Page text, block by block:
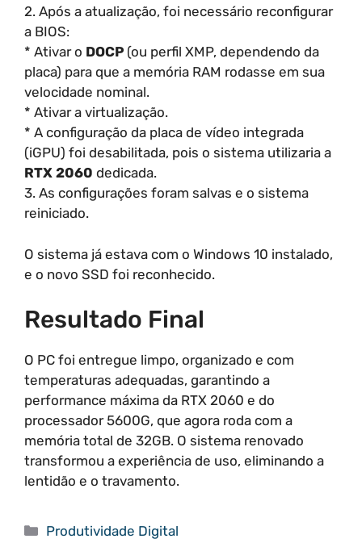
2. Após a atualização, foi necessário reconfigurar
a BIOS:
* Ativar o DOCP (ou perfil XMP, dependendo da
placa) para que a memória RAM rodasse em sua
velocidade nominal.
* Ativar a virtualização.
* A configuração da placa de vídeo integrada
(iGPU) foi desabilitada, pois o sistema utilizaria a
RTX 2060 dedicada.
3. As configurações foram salvas e o sistema
reiniciado.
O sistema já estava com o Windows 10 instalado,
e o novo SSD foi reconhecido.
Resultado Final
O PC foi entregue limpo, organizado e com
temperaturas adequadas, garantindo a
performance máxima da RTX 2060 e do
processador 5600G, que agora roda com a
memória total de 32GB. O sistema renovado
transformou a experiência de uso, eliminando a
lentidão e o travamento.
Categorias
Produtividade Digital